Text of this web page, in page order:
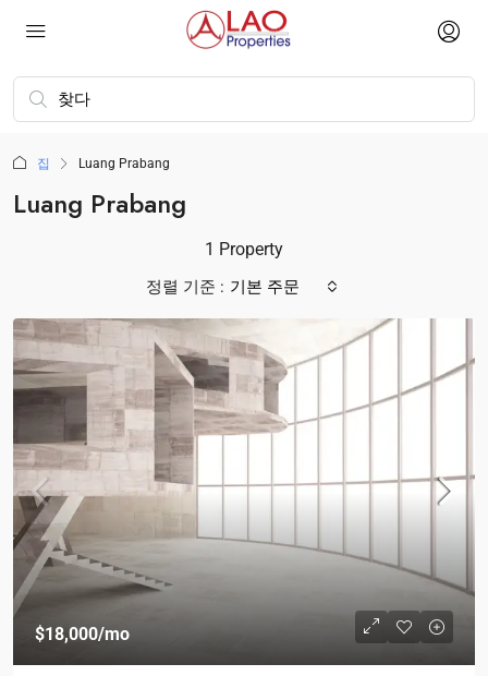
집 Luang Prabang
Luang Prabang
1 Property
정렬 기준 : 기본 주문
$18,000/mo